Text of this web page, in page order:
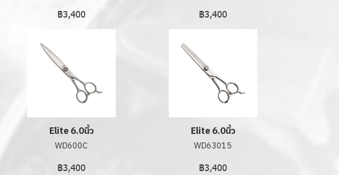
฿3,400 ฿3,400
Elite 6.0นิ้ว
WD600C
฿3,400
Elite 6.0นิ้ว
WD63015
฿3,400